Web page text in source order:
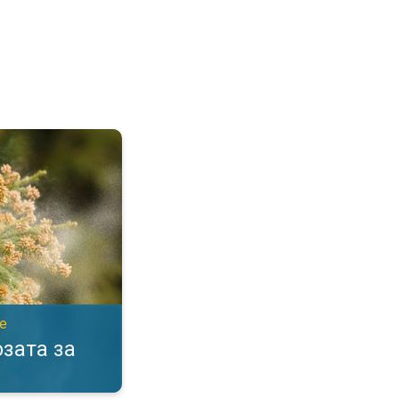
Активни въпреки алергиите. . .
за